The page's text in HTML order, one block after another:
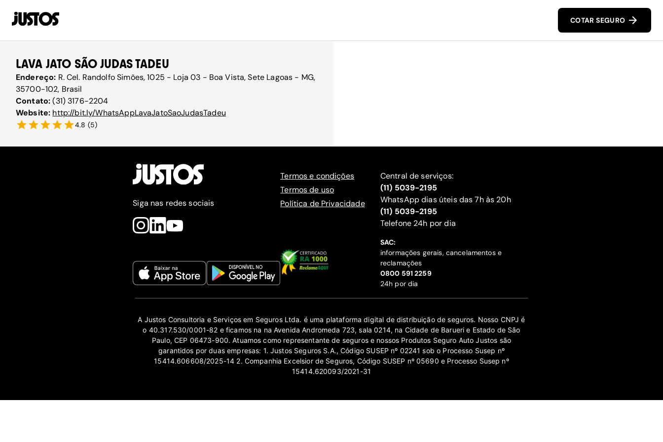
COTAR SEGURO
LAVA JATO SÃO JUDAS TADEU
Endereço: R. Cel. Randolfo Simões, 1025 - Loja 03 - Boa Vista, Sete Lagoas - MG,
35700-102, Brasil
Contato:(31) 3176-2204
Website: http://bit.ly/WhatsAppLavaJatoSaoJudasTadeu
4.8 (5)
Siga nas redes sociais
Termos e condições
Termos de uso
Política de Privacidade
Central de serviços:
(11) 5039-2195
WhatsApp dias úteis das 7h às 20h
(11) 5039-2195
‍Telefone 24h por dia
SAC:
informações gerais, cancelamentos e
reclamações
‍0800 591 2259
24h por dia
A Justos Consultoria e Serviços em Seguros Ltda. é uma plataforma digital de distribuição de seguros. Nosso CNPJ é
o 40.317.530/0001-82 e ficamos na na Avenida Andromeda 723, sala 0214, na Cidade de Barueri e Estado de São
Paulo, CEP 06473-900. Atuamos como representante de seguros e nossos Produtos Seguro Auto Justos são
garantidos por duas empresas: 1. Justos Seguros S.A., Código SUSEP nº 02241 sob o Processo Susep nº
15414.606608/2025-14 2. Companhia Excelsior de Seguros, Código SUSEP nº 05690 e Processo Susep nº
15414.620093/2021-31